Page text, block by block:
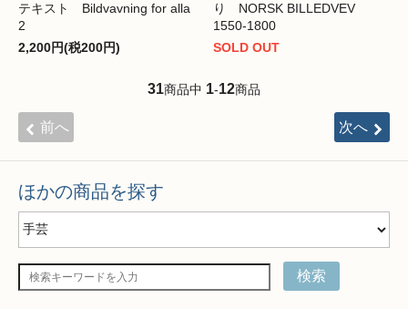
テキスト Bildvavning for alla
2
2,200円(税200円)
り NORSK BILLEDVEV
1550-1800
SOLD OUT
31商品中 1-12商品
前へ 次へ
ほかの商品を探す
検索